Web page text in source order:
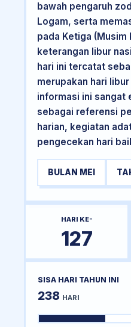
bawah pengaruh
Logam, serta
pada Ketiga (Musim
keterangan libur
hari ini tercatat
merupakan hari
informasi ini sangat
sebagai referensi
harian, kegiatan
pengecekan hari
BULAN MEI
HARI KE-
127
SISA HARI TAHUN INI
238 HARI